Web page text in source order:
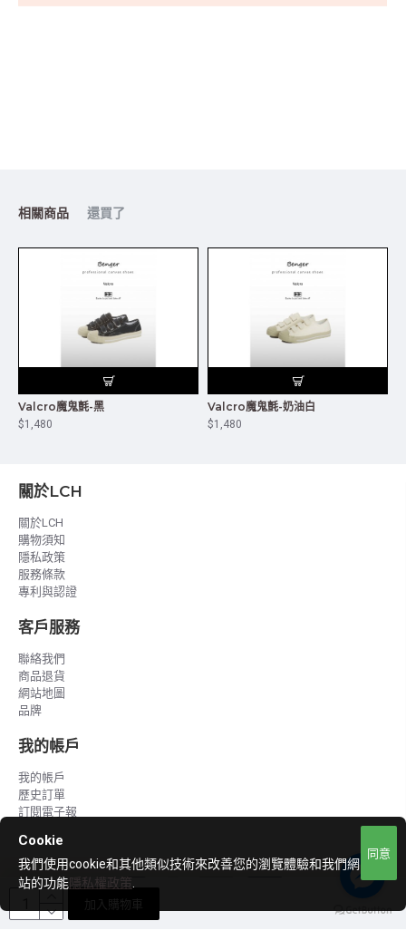
加入購物車
相關商品 還買了
Valcro魔鬼氈-黑
$1,480
Valcro魔鬼氈-奶油白
$1,480
關於LCH
關於LCH
購物須知
隱私政策
服務條款
專利與認證
客戶服務
聯絡我們
商品退貨
網站地圖
品牌
我的帳戶
我的帳戶
歷史訂單
訂閱電子報
同意
Cookie
我們使用cookie和其他類似技術來改善您的瀏覽體驗和我們網
站的功能隱私權政策